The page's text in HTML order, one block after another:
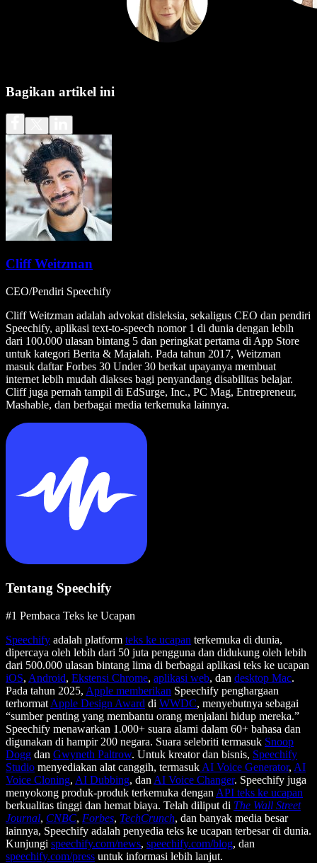
Bagikan artikel ini
Cliff Weitzman
CEO/Pendiri Speechify
Cliff Weitzman adalah advokat disleksia, sekaligus CEO dan pendiri
Speechify, aplikasi text-to-speech nomor 1 di dunia dengan lebih
dari 100.000 ulasan bintang 5 dan peringkat pertama di App Store
untuk kategori Berita & Majalah. Pada tahun 2017, Weitzman
masuk daftar Forbes 30 Under 30 berkat upayanya membuat
internet lebih mudah diakses bagi penyandang disabilitas belajar.
Cliff juga pernah tampil di EdSurge, Inc., PC Mag, Entrepreneur,
Mashable, dan berbagai media terkemuka lainnya.
Tentang Speechify
#1 Pembaca Teks ke Ucapan
Speechify adalah platform teks ke ucapan terkemuka di dunia,
dipercaya oleh lebih dari 50 juta pengguna dan didukung oleh lebih
dari 500.000 ulasan bintang lima di berbagai aplikasi teks ke ucapan
iOS, Android, Ekstensi Chrome, aplikasi web, dan desktop Mac.
Pada tahun 2025, Apple memberikan Speechify penghargaan
terhormat Apple Design Award di WWDC, menyebutnya sebagai
“sumber penting yang membantu orang menjalani hidup mereka.”
Speechify menawarkan 1.000+ suara alami dalam 60+ bahasa dan
digunakan di hampir 200 negara. Suara selebriti termasuk Snoop
Dogg dan Gwyneth Paltrow. Untuk kreator dan bisnis, Speechify
Studio menyediakan alat canggih, termasuk AI Voice Generator, AI
Voice Cloning, AI Dubbing, dan AI Voice Changer. Speechify juga
menyokong produk-produk terkemuka dengan API teks ke ucapan
berkualitas tinggi dan hemat biaya. Telah diliput di The Wall Street
Journal, CNBC, Forbes, TechCrunch, dan banyak media besar
lainnya, Speechify adalah penyedia teks ke ucapan terbesar di dunia.
Kunjungi speechify.com/news, speechify.com/blog, dan
speechify.com/press untuk informasi lebih lanjut.